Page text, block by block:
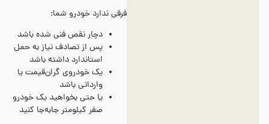
فرقی ندارد خودرو شما:
دچار نقص فنی شده باشد
پس از تصادف نیاز به حمل
استاندارد داشته باشد
یک خودروی گران‌قیمت یا
وارداتی باشد
یا حتی بخواهید یک خودرو
صفر کیلومتر جابه‌جا کنید